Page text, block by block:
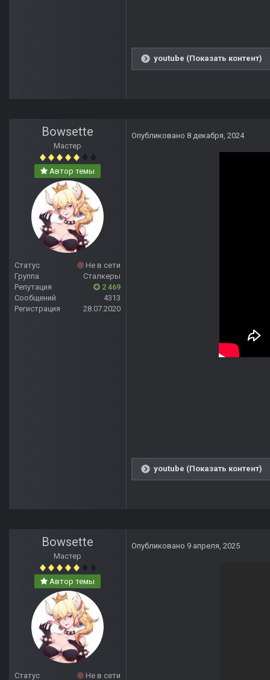
youtube (Показать контент)
Bowsette
Мастер
Автор темы
Статус
Не в сети
Группа
Сталкеры
Репутация
2 469
Сообщений
4313
Регистрация
28.07.2020
Опубликовано 8 декабря, 2024
youtube (Показать контент)
Bowsette
Мастер
Автор темы
Статус Не в сети
Опубликовано 9 апреля, 2025